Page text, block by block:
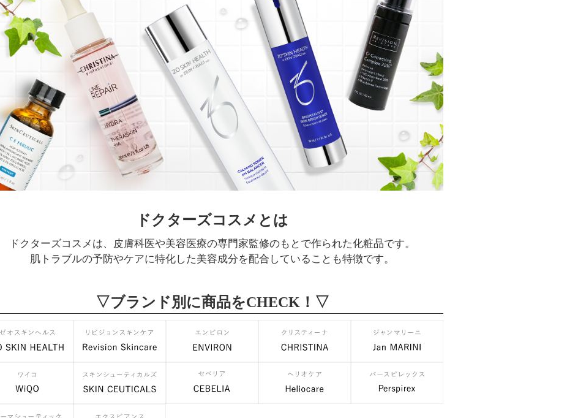
ドクターズコスメとは
ドクターズコスメは、皮膚科医や美容医療の専門家監修のもとで作られた化粧品です。
肌トラブルの予防やケアに特化した美容成分を配合していることも特徴です。
▽ブランド別に商品をCHECK！▽